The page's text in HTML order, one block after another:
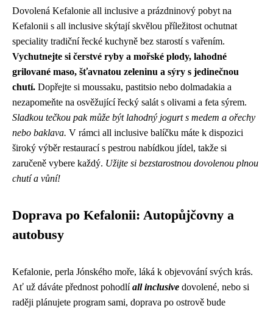
Dovolená Kefalonie all inclusive a prázdninový pobyt na
Kefalonii s all inclusive skýtají skvělou příležitost ochutnat
speciality tradiční řecké kuchyně bez starostí s vařením.
Vychutnejte si čerstvé ryby a mořské plody, lahodné
grilované maso, šťavnatou zeleninu a sýry s jedinečnou
chutí. Dopřejte si moussaku, pastitsio nebo dolmadakia a
nezapomeňte na osvěžující řecký salát s olivami a feta sýrem.
Sladkou tečkou pak může být lahodný jogurt s medem a ořechy
nebo baklava. V rámci all inclusive balíčku máte k dispozici
široký výběr restaurací s pestrou nabídkou jídel, takže si
zaručeně vybere každý. Užijte si bezstarostnou dovolenou plnou
chutí a vůní!
Doprava po Kefalonii: Autopůjčovny a
autobusy
Kefalonie, perla Jónského moře, láká k objevování svých krás.
Ať už dáváte přednost pohodlíall inclusive dovolené, nebo si
raději plánujete program sami, doprava po ostrově bude